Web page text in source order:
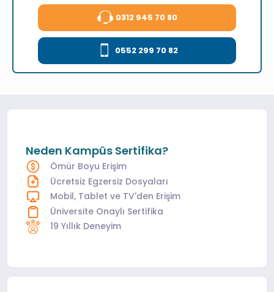
0312 945 70 80
0552 299 70 82
Neden Kampüs Sertifika?
Ömür Boyu Erişim
Ücretsiz Egzersiz Dosyaları
Mobil, Tablet ve TV'den Erişim
Üniversite Onaylı Sertifika
19 Yıllık Deneyim